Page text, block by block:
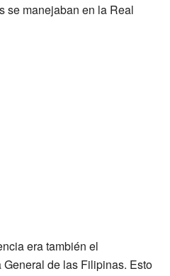
se manejaban en la Real
era también el
de las Filipinas. Esto